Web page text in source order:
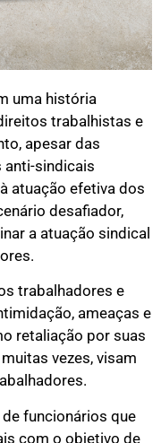
uma história
trabalhistas e
apesar das
sindicais
atuação efetiva dos
desafiador,
a atuação sindical
trabalhadores e
ameaças e
retaliação por suas
vezes, visam
funcionários que
com o objetivo de